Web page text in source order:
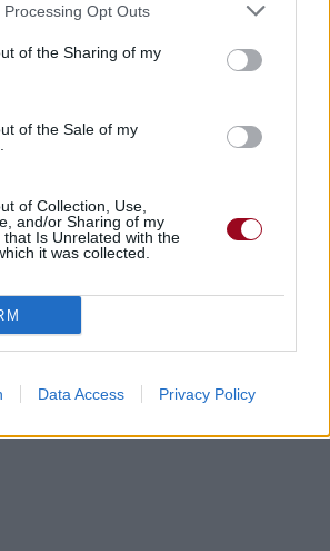
Opt Outs
of the Sharing of my
of the Sale of my
of Collection, Use,
and/or Sharing of my
that Is Unrelated with the
it was collected.
Data Access Privacy Policy
Téléchargement
Vidéos
cette traduction Corriger une erreur